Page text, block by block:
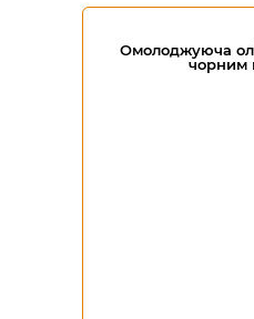
Омолоджуюча
чорним